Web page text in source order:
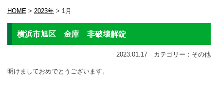
HOME > 2023年 > 1月
横浜市旭区 金庫 非破壊解錠
2023.01.17 カテゴリー：その他
明けましておめでとうございます。